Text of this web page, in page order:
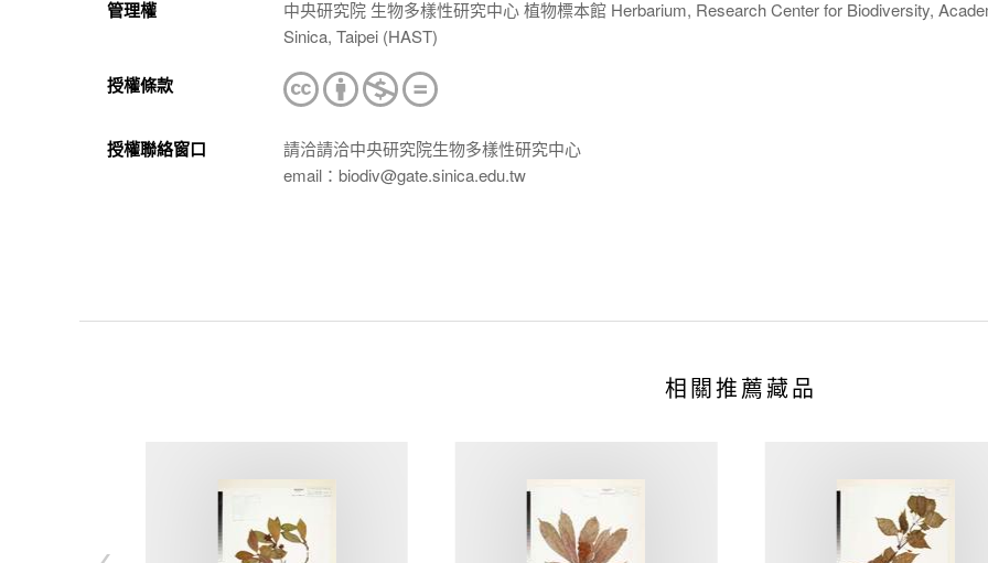
管理權
中央研究院 生物多樣性研究中心 植物標本館 Herbarium, Research Center for Biodiversity,
Sinica, Taipei (HAST)
授權條款
授權聯絡窗口
請洽請洽中央研究院生物多樣性研究中心
email：biodiv@gate.sinica.edu.tw
相關推薦藏品